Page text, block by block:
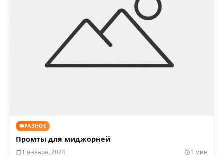
РАЗНОЕ
Промты для миджорней
1 января, 2024 1 мин